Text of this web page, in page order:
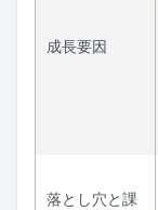
成長要因
落とし穴と課